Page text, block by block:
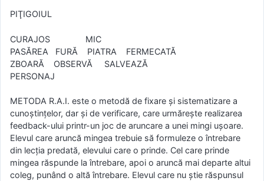
PIŢIGOIUL
CURAJOS MIC
PASĂREA FURĂ PIATRA FERMECATĂ
ZBOARĂ OBSERVĂ SALVEAZĂ
PERSONAJ
METODA R.A.I. este o metodă de fixare şi sistematizare a
cunoştinţelor, dar şi de verificare, care urmăreşte realizarea
feedback-ului printr-un joc de aruncare a unei mingi uşoare.
Elevul care aruncă mingea trebuie să formuleze o întrebare
din lecţia predată, elevului care o prinde. Cel care prinde
mingea răspunde la întrebare, apoi o aruncă mai departe altui
coleg, punând o altă întrebare. Elevul care nu ştie răspunsul